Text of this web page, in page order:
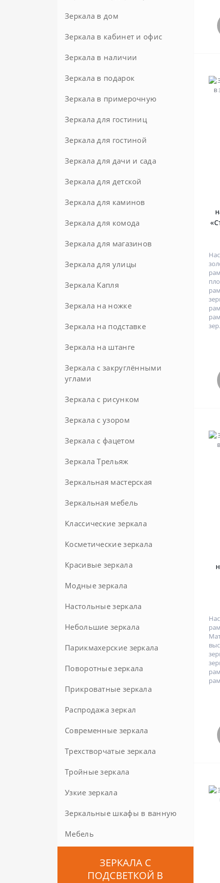
Зеркала в дом
Зеркала в кабинет и офис
Зеркала в наличии
Зеркала в подарок
Зеркала в примерочную
Зеркала для гостиниц
Зеркала для гостиной
Зеркала для дачи и сада
Зеркала для детской
Зеркала для каминов
Зеркала для комода
Зеркала для магазинов
Зеркала для улицы
Зеркала Капля
Зеркала на ножке
Напольные
Настольные
Зеркала на подставке
Зеркала на штанге
Зеркала с закруглёнными
углами
Зеркала с рисунком
Зеркала с узором
Зеркала с фацетом
Круглые с фацетом
Зеркала Трельяж
Зеркальная мастерская
Зеркала на заказ
Зеркальная мебель
Классические зеркала
Косметические зеркала
Красивые зеркала
Модные зеркала
Настольные зеркала
Небольшие зеркала
Парикмахерские зеркала
Поворотные зеркала
Прикроватные зеркала
Распродажа зеркал
Современные зеркала
Трехстворчатые зеркала
Тройные зеркала
Узкие зеркала
Зеркальные шкафы в ванную
100 см
50 см
Мебель
Диваны
ЗЕРКАЛА С
ПОДСВЕТКОЙ В